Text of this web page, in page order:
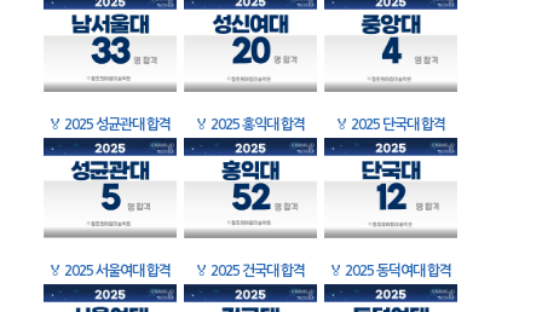
🏅 2025 성균관대 합격 🏅 2025 홍익대 합격 🏅 2025 단국대 합격
🏅 2025 서울여대 합격 🏅 2025 건국대 합격 🏅 2025 동덕여대 합격